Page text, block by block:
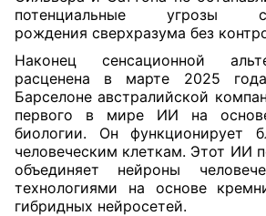
потенциальные угрозы
рождения сверхразума без
Наконец сенсационной
расценена в марте 2025
Барселоне австралийской
первого в мире ИИ на основе
биологии. Он функционирует
человеческим клеткам. Этот ИИ
объединяет нейроны
технологиями на основе
гибридных нейросетей.